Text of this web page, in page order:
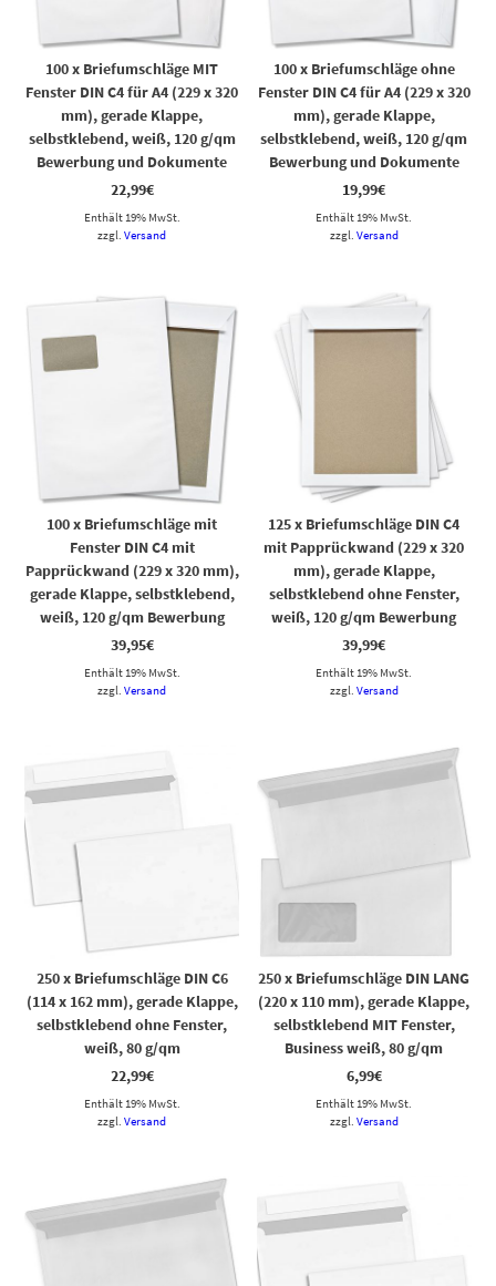
100 x Briefumschläge MIT
Fenster DIN C4 für A4 (229 x 320
mm), gerade Klappe,
selbstklebend, weiß, 120 g/qm
Bewerbung und Dokumente
22,99€
Enthält 19% MwSt.
zzgl.Versand
100 x Briefumschläge ohne
Fenster DIN C4 für A4 (229 x 320
mm), gerade Klappe,
selbstklebend, weiß, 120 g/qm
Bewerbung und Dokumente
19,99€
Enthält 19% MwSt.
zzgl. Versand
100 x Briefumschläge mit
Fenster DIN C4 mit
Papprückwand (229 x 320 mm),
gerade Klappe, selbstklebend,
weiß, 120 g/qm Bewerbung
39,95€
Enthält 19% MwSt.
zzgl.Versand
125 x Briefumschläge DIN C4
mit Papprückwand (229 x 320
mm), gerade Klappe,
selbstklebend ohne Fenster,
weiß, 120 g/qm Bewerbung
39,99€
Enthält 19% MwSt.
zzgl. Versand
250 x Briefumschläge DIN C6
(114 x 162 mm), gerade Klappe,
selbstklebend ohne Fenster,
weiß, 80 g/qm
22,99€
Enthält 19% MwSt.
zzgl.Versand
250 x Briefumschläge DIN LANG
(220 x 110 mm), gerade Klappe,
selbstklebend MIT Fenster,
Business weiß, 80 g/qm
6,99€
Enthält 19% MwSt.
zzgl. Versand